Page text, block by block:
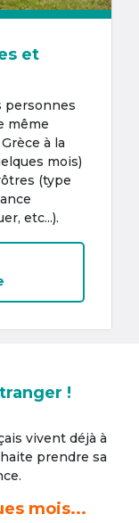
et
personnes
même
à la
mois)
(type
etc...).
!
vivent déjà à
prendre sa
mois...